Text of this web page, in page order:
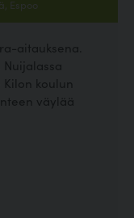
Espoo
aitauksena.
koulun
väylää